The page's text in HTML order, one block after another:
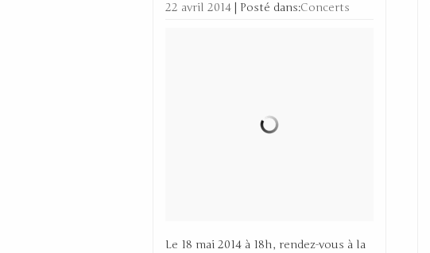
22 avril 2014 Posté dans:Concerts
Le 18 mai 2014 à 18h, rendez-vous à la